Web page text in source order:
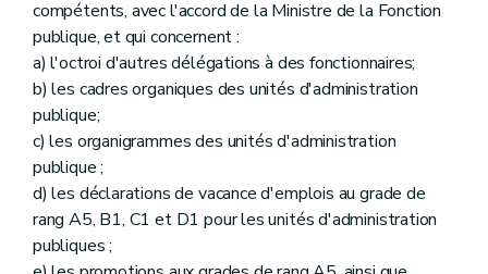
compétents, avec l'accord de la Ministre de la Fonction
publique, et qui concernent :
a) l'octroi d'autres délégations à des fonctionnaires;
b) les cadres organiques des unités d'administration
publique;
c) les organigrammes des unités d'administration
publique ;
d) les déclarations de vacance d'emplois au grade de
rang A5, B1, C1 et D1 pour les unités d'administration
publiques ;